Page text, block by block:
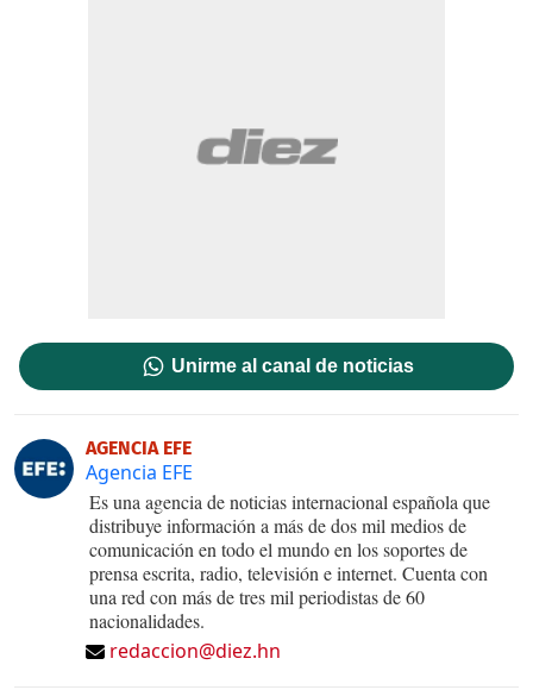
Unirme al canal de noticias
AGENCIA EFE
Agencia EFE
Es una agencia de noticias internacional española que
distribuye información a más de dos mil medios de
comunicación en todo el mundo en los soportes de
prensa escrita, radio, televisión e internet. Cuenta con
una red con más de tres mil periodistas de 60
nacionalidades.
redaccion@diez.hn